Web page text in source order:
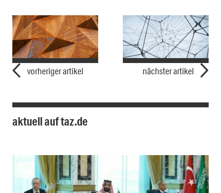
vorheriger artikel nächster artikel
aktuell auf taz.de